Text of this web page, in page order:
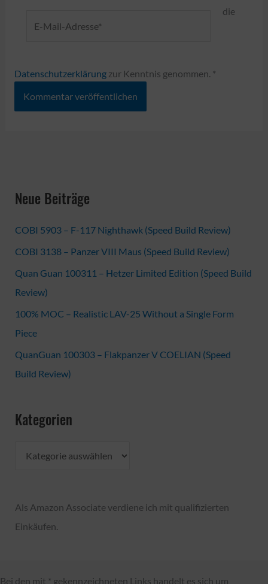
Mail-
die
Datenschutzerklärungzur Kenntnis genommen. *
Neue Beiträge
COBI 5903 – F-117 Nighthawk (Speed Build Review)
COBI 3138 – Panzer VIII Maus (Speed Build Review)
Quan Guan 100311 – Hetzer Limited Edition (Speed Build
Review)
100% MOC – Realistic LAV-25 Without a Single Form
Piece
QuanGuan 100303 – Flakpanzer V COELIAN (Speed
Build Review)
Kategorien
e
g
Als Amazon Associate verdiene ich mit qualifizierten
Einkäufen.
Bei den mit * gekennzeichneten Links handelt es sich um